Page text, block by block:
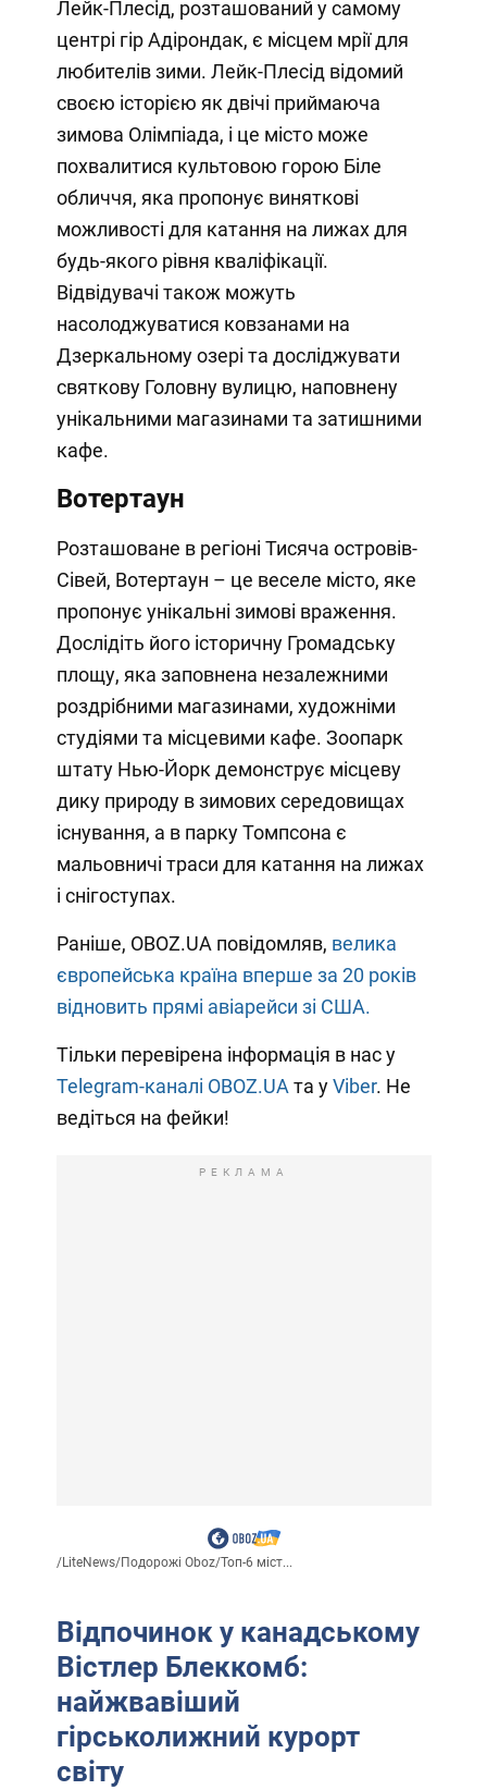
Лейк-Плесід, розташований у самому
центрі гір Адірондак, є місцем мрії для
любителів зими. Лейк-Плесід відомий
своєю історією як двічі приймаюча
зимова Олімпіада, і це місто може
похвалитися культовою горою Біле
обличчя, яка пропонує виняткові
можливості для катання на лижах для
будь-якого рівня кваліфікації.
Відвідувачі також можуть
насолоджуватися ковзанами на
Дзеркальному озері та досліджувати
святкову Головну вулицю, наповнену
унікальними магазинами та затишними
кафе.
Вотертаун
Розташоване в регіоні Тисяча островів-
Сівей, Вотертаун – це веселе місто, яке
пропонує унікальні зимові враження.
Дослідіть його історичну Громадську
площу, яка заповнена незалежними
роздрібними магазинами, художніми
студіями та місцевими кафе. Зоопарк
штату Нью-Йорк демонструє місцеву
дику природу в зимових середовищах
існування, а в парку Томпсона є
мальовничі траси для катання на лижах
і снігоступах.
Раніше, OBOZ.UA повідомляв, велика
європейська країна вперше за 20 років
відновить прямі авіарейси зі США.
Тільки перевірена інформація в нас у
Telegram-каналі OBOZ.UA та уViber. Не
ведіться на фейки!
РЕКЛАМА
/LiteNews/Подорожі Oboz/Топ-6 міст...
Відпочинок у канадському
Вістлер Блеккомб:
найжвавіший
гірськолижний курорт
світу